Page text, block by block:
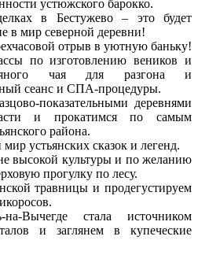
устюжского барокко.
в Бестужево – это будет
в мир северной деревни!
отрыв в уютную баньку!
по изготовлению веников и
чая для разгона и
сеанс и СПА-процедуры.
показательными деревнями
и прокатимся по самым
района.
устьянских сказок и легенд.
высокой культуры и по желанию
прогулку по лесу.
травницы и продегустируем
Вычегде стала источником
и заглянем в купеческие